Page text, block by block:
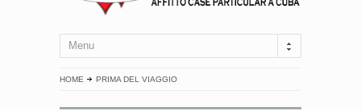
Menu
HOME PRIMA DEL VIAGGIO